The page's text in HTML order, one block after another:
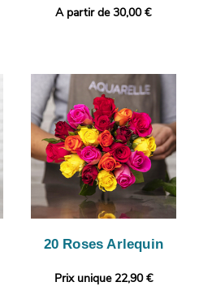
A partir de 30,00 €
20 Roses Arlequin
Prix unique 22,90 €